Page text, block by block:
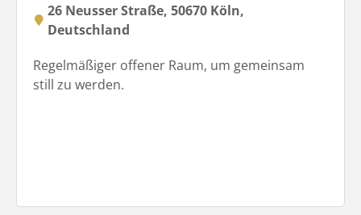
26 Neusser Straße, 50670 Köln,
Deutschland
Regelmäßiger offener Raum, um gemeinsam
still zu werden.